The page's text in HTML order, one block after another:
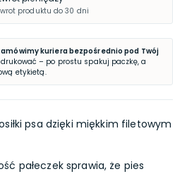
produktu do 30 dni
kuriera bezpośrednio pod Twój
– po prostu spakuj paczkę, a
etykietą.
psa dzięki miękkim filetowym
pałeczek sprawia, że pies